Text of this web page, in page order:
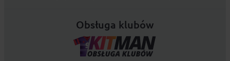
Obsługa klubów